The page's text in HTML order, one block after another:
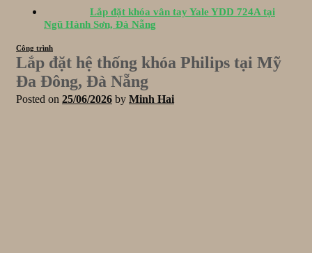
Lắp đặt khóa vân tay Yale YDD 724A tại
Ngũ Hành Sơn, Đà Nẵng
Công trình
Lắp đặt hệ thống khóa Philips tại Mỹ
Đa Đông, Đà Nẵng
Posted on 25/06/2026 by Minh Hai